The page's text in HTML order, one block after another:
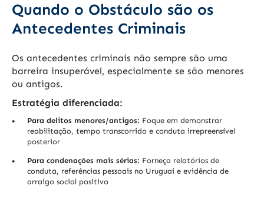
Quando o Obstáculo são os
Antecedentes Criminais
Os antecedentes criminais não sempre são uma
barreira insuperável, especialmente se são menores
ou antigos.
Estratégia diferenciada:
Para delitos menores/antigos: Foque em demonstrar
reabilitação, tempo transcorrido e conduta irrepreensível
posterior
Para condenações mais sérias: Forneça relatórios de
conduta, referências pessoais no Uruguai e evidência de
arraigo social positivo